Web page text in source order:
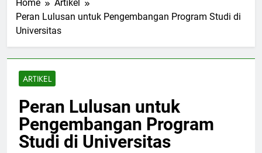
Home
Artikel
Peran Lulusan untuk Pengembangan Program Studi di
Universitas
ARTIKEL
Peran Lulusan untuk
Pengembangan Program
Studi di Universitas